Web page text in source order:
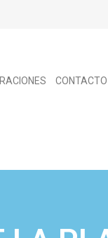
CONTACTO